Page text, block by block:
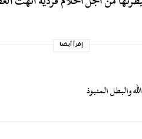
إقرأ أيضا
والبطل المنبوذ